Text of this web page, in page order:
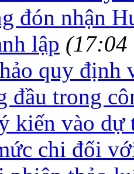
đón nhận
lập (17:04
quy định
đầu trong
kiến vào dự
chi đối